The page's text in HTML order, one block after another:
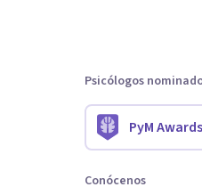
Psicólogos
PyM
Conócenos